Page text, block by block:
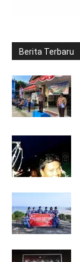
Berita Terbaru